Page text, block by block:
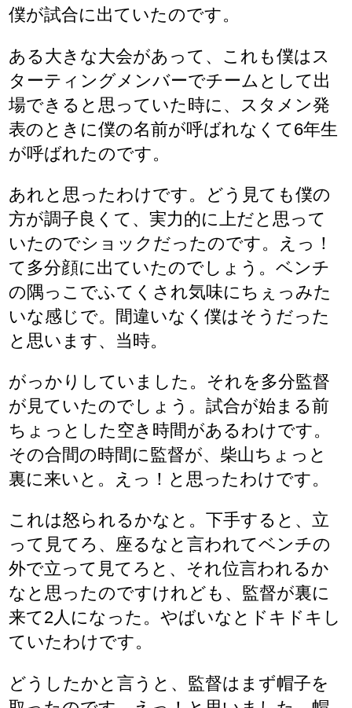
僕が試合に出ていたのです。
ある大きな大会があって、これも僕はス
ターティングメンバーでチームとして出
場できると思っていた時に、スタメン発
表のときに僕の名前が呼ばれなくて6年生
が呼ばれたのです。
あれと思ったわけです。どう見ても僕の
方が調子良くて、実力的に上だと思って
いたのでショックだったのです。えっ！
て多分顔に出ていたのでしょう。ベンチ
の隅っこでふてくされ気味にちぇっみた
いな感じで。間違いなく僕はそうだった
と思います、当時。
がっかりしていました。それを多分監督
が見ていたのでしょう。試合が始まる前
ちょっとした空き時間があるわけです。
その合間の時間に監督が、柴山ちょっと
裏に来いと。えっ！と思ったわけです。
これは怒られるかなと。下手すると、立
って見てろ、座るなと言われてベンチの
外で立って見てろと、それ位言われるか
なと思ったのですけれども、監督が裏に
来て2人になった。やばいなとドキドキし
ていたわけです。
どうしたかと言うと、監督はまず帽子を